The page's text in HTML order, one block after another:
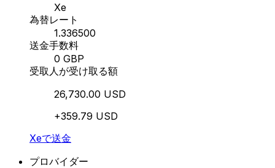
Xe
為替レート
1.336500
送金手数料
0 GBP
受取人が受け取る額
26,730.00 USD
+359.79 USD
Xeで送金
プロバイダー